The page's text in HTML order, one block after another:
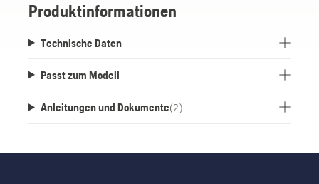
Produktinformationen
Technische Daten
Passt zum Modell
Anleitungen und Dokumente(2)